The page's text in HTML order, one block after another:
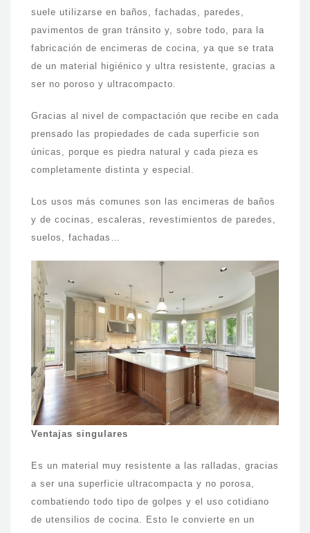
suele utilizarse en baños, fachadas, paredes,
pavimentos de gran tránsito y, sobre todo, para la
fabricación de encimeras de cocina, ya que se trata
de un material higiénico y ultra resistente, gracias a
ser no poroso y ultracompacto.
Gracias al nivel de compactación que recibe en cada
prensado las propiedades de cada superficie son
únicas, porque es piedra natural y cada pieza es
completamente distinta y especial.
Los usos más comunes son las encimeras de baños
y de cocinas, escaleras, revestimientos de paredes,
suelos, fachadas…
Ventajas singulares
Es un material muy resistente a las ralladas, gracias
a ser una superficie ultracompacta y no porosa,
combatiendo todo tipo de golpes y el uso cotidiano
de utensilios de cocina. Esto le convierte en un